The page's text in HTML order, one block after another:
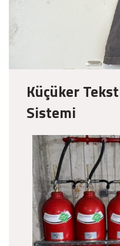
Küçüker
Sistemi